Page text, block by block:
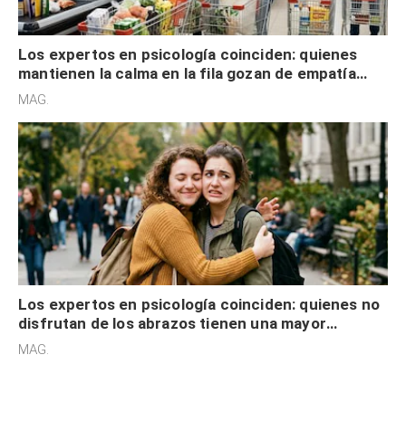
Los expertos en psicología coinciden: quienes
mantienen la calma en la fila gozan de empatía
cognitiva, gratitud y no solo tienen autocontrol
MAG.
Los expertos en psicología coinciden: quienes no
disfrutan de los abrazos tienen una mayor
sensibilidad a los estímulos físicos y no es por
MAG.